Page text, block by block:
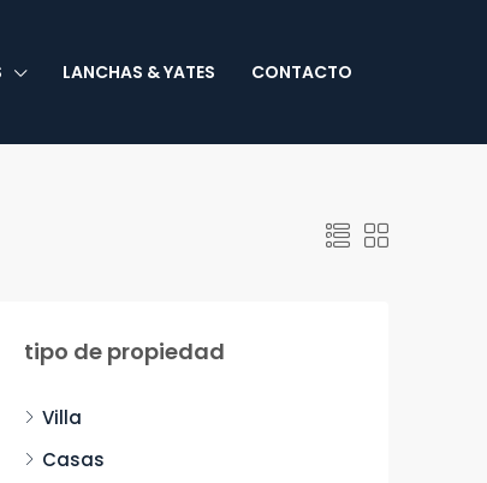
LANCHAS & YATES CONTACTO
tipo de propiedad
Villa
Casas